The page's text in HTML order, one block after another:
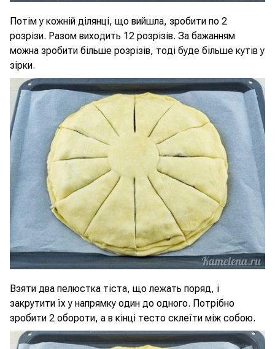
Потім у кожній ділянці, що вийшла, зробити по 2
розрізи. Разом виходить 12 розрізів. За бажанням
можна зробити більше розрізів, тоді буде більше кутів у
зірки.
Взяти два пелюстка тіста, що лежать поряд, і
закрутити їх у напрямку один до одного. Потрібно
зробити 2 обороти, а в кінці тесто склеїти між собою.